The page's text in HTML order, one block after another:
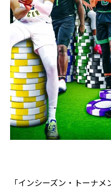
「インシーズン・トーナ